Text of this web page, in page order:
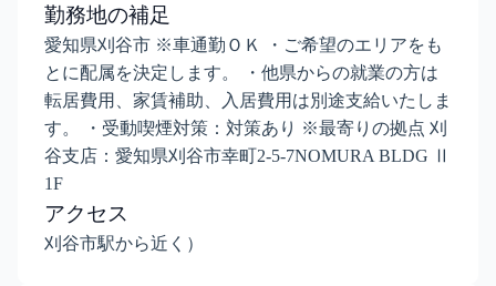
勤務地の補足
愛知県刈谷市 ※車通勤ＯＫ ・ご希望のエリアをも
とに配属を決定します。 ・他県からの就業の方は
転居費用、家賃補助、入居費用は別途支給いたしま
す。 ・受動喫煙対策：対策あり ※最寄りの拠点 刈
谷支店：愛知県刈谷市幸町2-5-7NOMURA BLDG Ⅱ
1F
アクセス
刈谷市駅から近く）